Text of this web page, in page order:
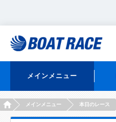
メインメニュー
HOMEメインメニュー 本日のレース